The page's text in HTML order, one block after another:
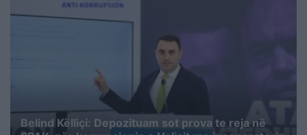
Belind Këlliçi: Depozituam sot prova te reja në